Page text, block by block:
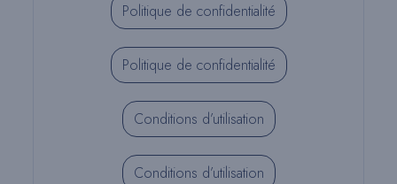
Politique de confidentialité
Politique de confidentialité
Conditions d’utilisation
Conditions d’utilisation